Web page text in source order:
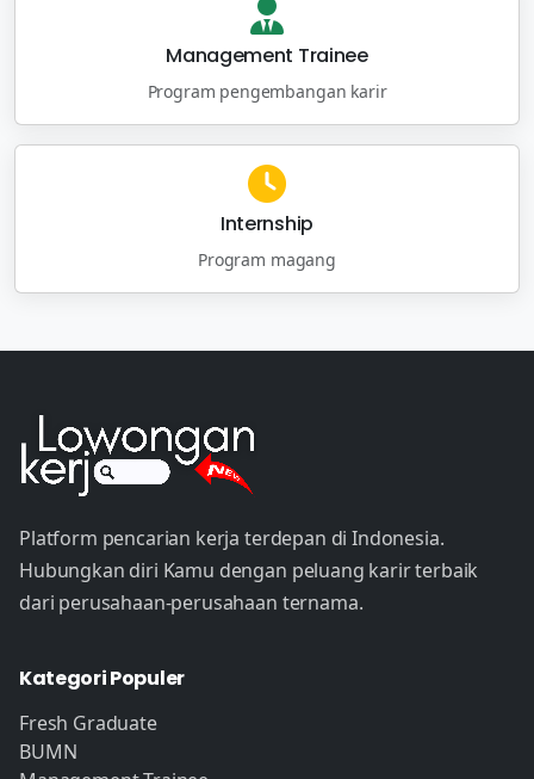
Management Trainee
Program pengembangan karir
Internship
Program magang
Platform pencarian kerja terdepan di Indonesia.
Hubungkan diri Kamu dengan peluang karir terbaik
dari perusahaan-perusahaan ternama.
Kategori Populer
Fresh Graduate
BUMN